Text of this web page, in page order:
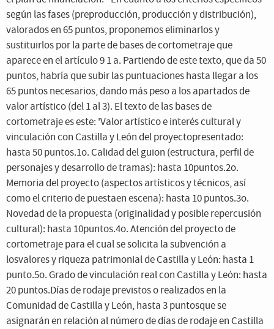
según las fases (preproducción, producción y distribución),
valorados en 65 puntos, proponemos eliminarlos y
sustituirlos por la parte de bases de cortometraje que
aparece en el artículo 9 1 a. Partiendo de este texto, que da 50
puntos, habría que subir las puntuaciones hasta llegar a los
65 puntos necesarios, dando más peso a los apartados de
valor artístico (del 1 al 3). El texto de las bases de
cortometraje es este: 'Valor artístico e interés cultural y
vinculación con Castilla y León del proyectopresentado:
hasta 50 puntos.1o. Calidad del guion (estructura, perfil de
personajes y desarrollo de tramas): hasta 10puntos.2o.
Memoria del proyecto (aspectos artísticos y técnicos, así
como el criterio de puestaen escena): hasta 10 puntos.3o.
Novedad de la propuesta (originalidad y posible repercusión
cultural): hasta 10puntos.4o. Atención del proyecto de
cortometraje para el cual se solicita la subvención a
losvalores y riqueza patrimonial de Castilla y León: hasta 1
punto.5o. Grado de vinculación real con Castilla y León: hasta
20 puntos.Días de rodaje previstos o realizados en la
Comunidad de Castilla y León, hasta 3 puntosque se
asignarán en relación al número de días de rodaje en Castilla